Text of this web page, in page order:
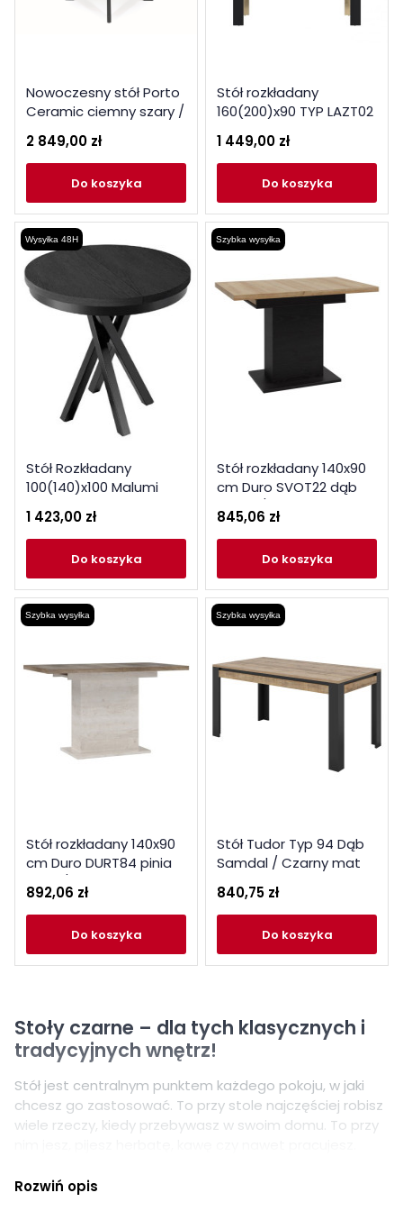
Nowoczesny stół Porto
Ceramic ciemny szary /
2 849,00 zł
do koszyka
Stół rozkładany
160(200)x90 TYP LAZT02
Norica
1 449,00 zł
do koszyka
Wysyłka 48H
Stół Rozkładany
100(140)x100 Malumi
Painflow
1 423,00 zł
do koszyka
Szybka wysyłka
Stół rozkładany 140x90
cm Duro SVOT22 dąb
845,06 zł
do koszyka
Szybka wysyłka
Stół rozkładany 140x90
cm Duro DURT84 pinia
892,06 zł
do koszyka
Szybka wysyłka
Stół Tudor Typ 94 Dąb
Samdal / Czarny mat
840,75 zł
do koszyka
Stoły czarne – dla tych klasycznych i
tradycyjnych wnętrz!
Stół jest centralnym punktem każdego pokoju, w jaki
chcesz go zastosować. To przy stole najczęściej robisz
wiele rzeczy, kiedy przebywasz w swoim domu. To przy
model swojego stołu. Wybierając stół do swojej
Rozwiń opis